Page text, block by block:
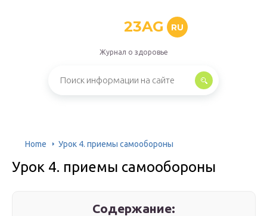
23AG RU
Журнал о здоровье
Home Урок 4. приемы самообороны
Урок 4. приемы самообороны
Содержание: